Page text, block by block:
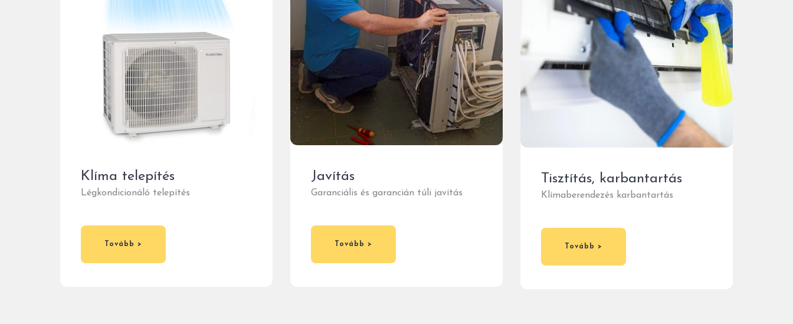
Klíma telepítés
Légkondicionáló telepítés
Tovább >
Javítás
Garanciális és garancián túli javítás
Tovább >
Tisztítás, karbantartás
Klímaberendezés karbantartás
Tovább >